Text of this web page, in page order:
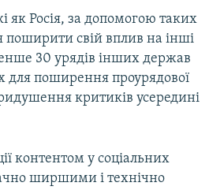
як Росія, за допомогою таких
поширити свій вплив на інші
30 урядів інших держав
для поширення проурядової
критиків усередині
контентом у соціальних
ширшими і технічно